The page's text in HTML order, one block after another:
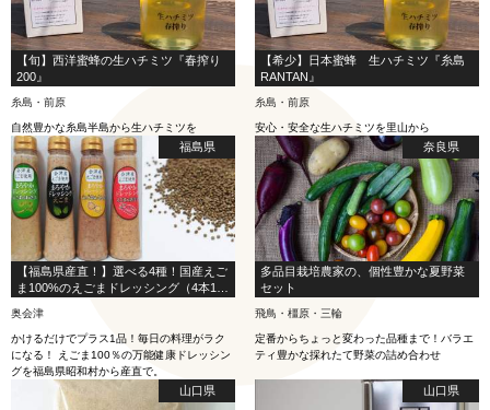
【旬】西洋蜜蜂の生ハチミツ『春搾り
200』
糸島・前原
自然豊かな糸島半島から生ハチミツを
【希少】日本蜜蜂 生ハチミツ『糸島
RANTAN』
糸島・前原
安心・安全な生ハチミツを里山から
福島県
【福島県産直！】選べる4種！国産えご
ま100%のえごまドレッシング（4本1セ
奥会津
かけるだけでプラス1品！毎日の料理がラク
になる！ えごま100％の万能健康ドレッシン
グを福島県昭和村から産直で。
奈良県
多品目栽培農家の、個性豊かな夏野菜
セット
飛鳥・橿原・三輪
定番からちょっと変わった品種まで！バラエ
ティ豊かな採れたて野菜の詰め合わせ
山口県 山口県